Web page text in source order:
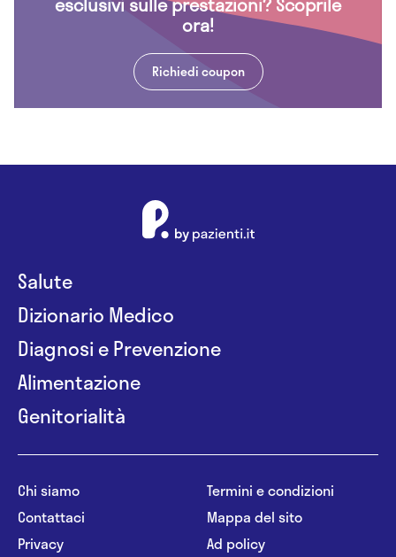
ora!
Richiedi coupon
Salute
Dizionario Medico
Diagnosi e Prevenzione
Alimentazione
Genitorialità
Chi siamo
Contattaci
Privacy
Termini e condizioni
Mappa del sito
Ad policy